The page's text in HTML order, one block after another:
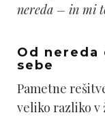
nereda – in mi
Od nereda
sebe
Pametne
veliko razliko v